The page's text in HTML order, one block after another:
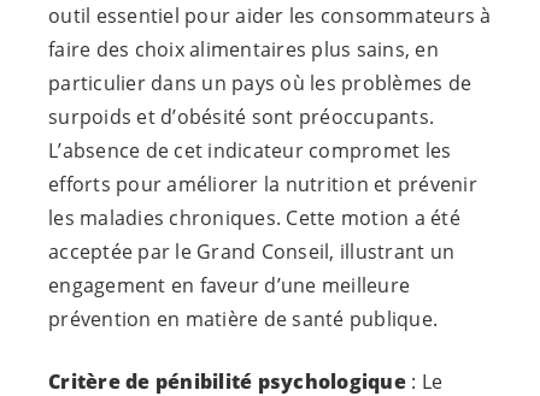
outil essentiel pour aider les consommateurs à
faire des choix alimentaires plus sains, en
particulier dans un pays où les problèmes de
surpoids et d’obésité sont préoccupants.
L’absence de cet indicateur compromet les
efforts pour améliorer la nutrition et prévenir
les maladies chroniques. Cette motion a été
acceptée par le Grand Conseil, illustrant un
engagement en faveur d’une meilleure
prévention en matière de santé publique.
Critère de pénibilité psychologique: Le